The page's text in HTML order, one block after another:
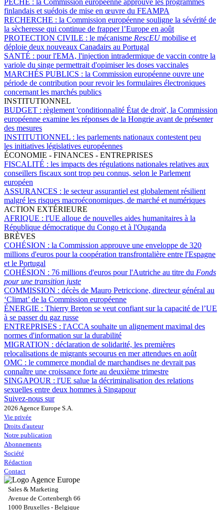
finlandais et suédois de mise en œuvre du FEAMPA
RECHERCHE : la Commission européenne souligne la sévérité de
la sècheresse qui continue de frapper l’Europe en août
PROTECTION CIVILE : le mécanisme RescEUmobilise et
déploie deux nouveaux Canadairs au Portugal
SANTÉ : pour l'EMA, l'injection intradermique de vaccin contre la
variole du singe permettrait d'opimiser les doses vaccinales
MARCHÉS PUBLICS : la Commission européenne ouvre une
période de contribution pour revoir les formulaires électroniques
concernant les marchés publics
INSTITUTIONNEL
BUDGET : règlement 'conditionnalité État de droit', la Commission
européenne examine les réponses de la Hongrie avant de présenter
des mesures
INSTITUTIONNEL : les parlements nationaux contestent peu
les initiatives législatives européennes
ÉCONOMIE - FINANCES - ENTREPRISES
FISCALITÉ : les impacts des régulations nationales relatives aux
conseillers fiscaux sont trop peu connus, selon le Parlement
européen
ASSURANCES : le secteur assurantiel est globalement résilient
malgré les risques macroéconomiques, de marché et numériques
ACTION EXTÉRIEURE
AFRIQUE : l'UE alloue de nouvelles aides humanitaires à la
République démocratique du Congo et à l'Ouganda
BRÈVES
COHÉSION : la Commission approuve une enveloppe de 320
millions d'euros pour la coopération transfrontalière entre l'Espagne
et le Portugal
COHÉSION : 76 millions d'euros pour l'Autriche au titre du Fonds
pour une transition juste
COMMISSION : décès de Mauro Petriccione, directeur général au
‘Climat’ de la Commission européenne
ÉNERGIE : Thierry Breton se veut confiant sur la capacité de l’UE
à se passer du gaz russe
ENTREPRISES : l'ACCA souhaite un alignement maximal des
normes d'information sur la durabilité
MIGRATION : déclaration de solidarité, les premières
relocalisations de migrants secourus en mer attendues en août
OMC : le commerce mondial de marchandises ne devrait pas
connaître une croissance forte au deuxième trimestre
SINGAPOUR : l'UE salue la décriminalisation des relations
sexuelles entre deux hommes à Singapour
Suivez-nous sur
2026 Agence Europe S.A.
Vie privée
Droits d'auteur
Notre publication
Abonnements
Société
Rédaction
Contact
Sales & Marketing
Avenue de Cortenbergh 66
1000 Bruxelles - Belgique